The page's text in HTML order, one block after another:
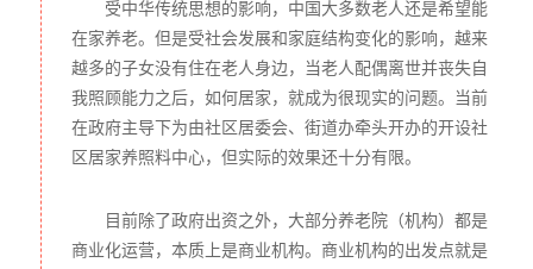
况允许的情况下，可对相关机构开展资助，并选定几家特色
养老机构作为试点对象。
2021年1月-2022年2月，利用中国农历年，开展相关的各试
点养老机构为主题的年节活动、座谈会、研讨会，并对各试
点养老机构进行走访，与各试点养老机构老人进行座谈，并
对各试点养老机构作相关的工作对接。
2021年2月-2022年4月，在年后，对相关养老机构进行梳
理，对接各社会组织参与公益养老资助工程项目的宣传与辅
助，并对意愿社会组织人员进行公益养老资助工程项目的操
作培训。
受中华传统思想的影响，中国大多数老人还是希望能
在家养老。但是受社会发展和家庭结构变化的影响，越来
越多的子女没有住在老人身边，当老人配偶离世并丧失自
我照顾能力之后，如何居家，就成为很现实的问题。当前
在政府主导下为由社区居委会、街道办牵头开办的开设社
区居家养照料中心，但实际的效果还十分有限。
目前除了政府出资之外，大部分养老院（机构）都是
商业化运营，本质上是商业机构。商业机构的出发点就是